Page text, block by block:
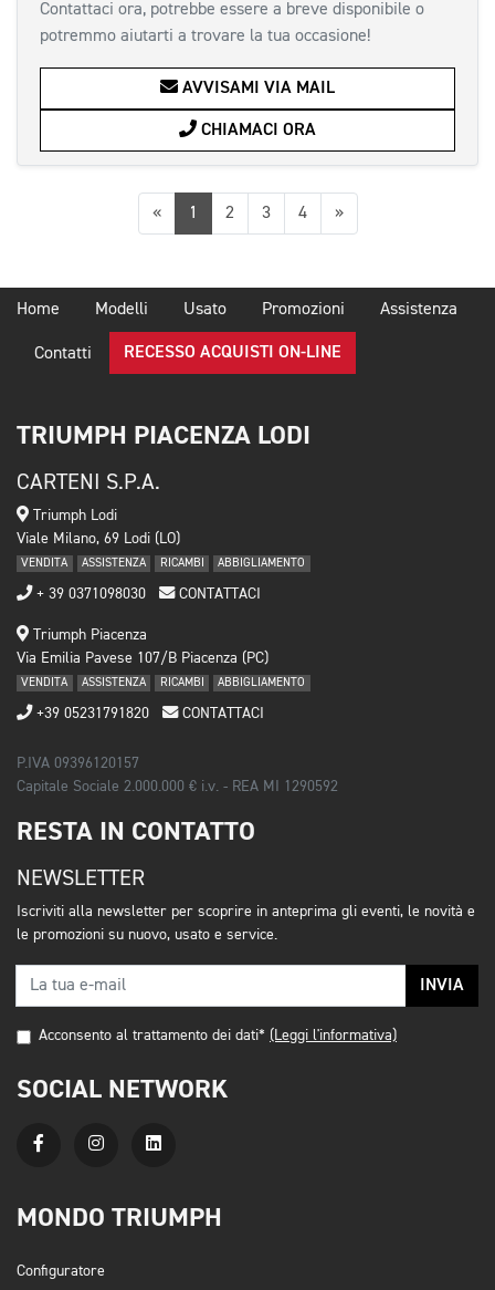
Contattaci ora, potrebbe essere a breve disponibile o
potremmo aiutarti a trovare la tua occasione!
AVVISAMI VIA MAIL
CHIAMACI ORA
«Precedente
1 2 3 4 »Successiva
Home Modelli Usato Promozioni Assistenza
Contatti RECESSO ACQUISTI ON-LINE
TRIUMPH PIACENZA LODI
CARTENI S.P.A.
Triumph Lodi
Viale Milano, 69 Lodi (LO)
VENDITA ASSISTENZA RICAMBI ABBIGLIAMENTO
+ 39 0371098030 CONTATTACI
Triumph Piacenza
Via Emilia Pavese 107/B Piacenza (PC)
VENDITA ASSISTENZA RICAMBI ABBIGLIAMENTO
+39 05231791820 CONTATTACI
P.IVA 09396120157
Capitale Sociale 2.000.000 € i.v. - REA MI 1290592
RESTA IN CONTATTO
NEWSLETTER
Iscriviti alla newsletter per scoprire in anteprima gli eventi, le novità e
le promozioni su nuovo, usato e service.
INVIA
Acconsento al trattamento dei dati* (Leggi l'informativa)
SOCIAL NETWORK
MONDO TRIUMPH
Configuratore